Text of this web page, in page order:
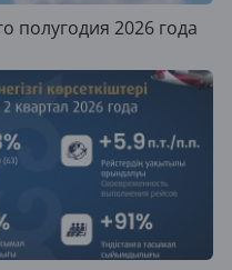
полугодия 2026 года